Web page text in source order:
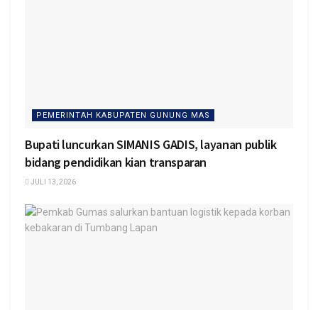
PEMERINTAH KABUPATEN GUNUNG MAS
Bupati luncurkan SIMANIS GADIS, layanan publik
bidang pendidikan kian transparan
JULI 13, 2026